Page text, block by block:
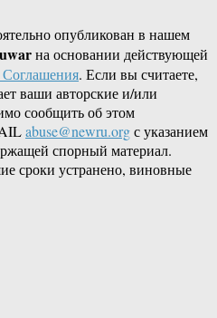
опубликован в нашем
на основании действующей
Соглашения. Если вы считаете,
ваши авторские и/или
сообщить об этом
abuse@newru.orgс указанием
спорный материал.
сроки устранено, виновные